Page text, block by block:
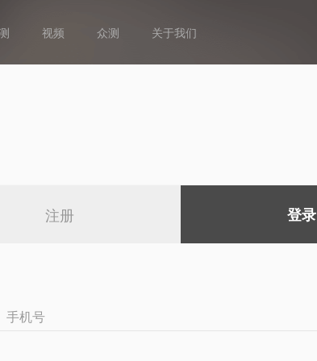
视频 众测 关于我们
注册 登录
手机号